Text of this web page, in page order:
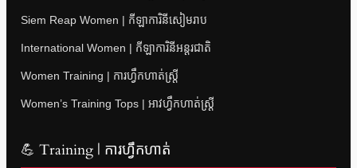
Siem Reap Women | កីឡាការិនីសៀមរាប
International Women | កីឡាការិនីអន្តរជាតិ
Women Training | ការហ្វឹកហាត់ស្ត្រី
Women’s Training Tops | អាវហ្វឹកហាត់ស្ត្រី
💪 Training | ការហ្វឹកហាត់